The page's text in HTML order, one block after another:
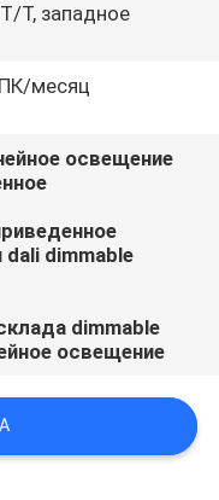
T, западное
месяц
освещение
dali dimmable
dimmable
освещение